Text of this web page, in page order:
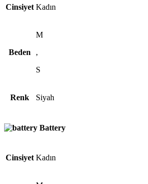
Cinsiyet Kadın
Beden
M
,
S
Renk Siyah
Battery
Cinsiyet Kadın